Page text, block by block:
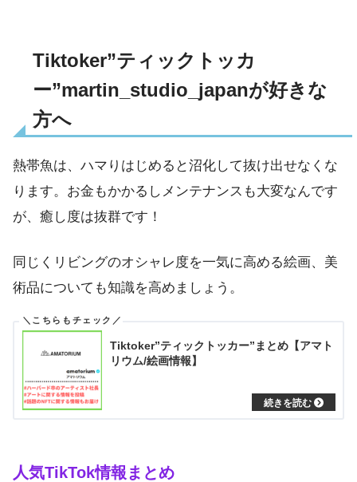
Tiktoker”ティックトッカ
ー”martin_studio_japanが好きな
方へ
熱帯魚は、ハマりはじめると沼化して抜け出せなくな
ります。お金もかかるしメンテナンスも大変なんです
が、癒し度は抜群です！
同じくリビングのオシャレ度を一気に高める絵画、美
術品についても知識を高めましょう。
Tiktoker”ティックトッカー”まとめ【アマト
リウム/絵画情報】
人気TikTok情報まとめ